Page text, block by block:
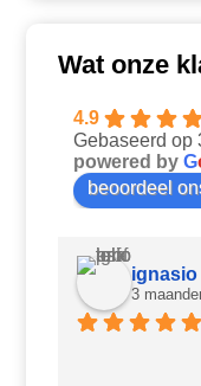
Wat onze
4.9
Gebaseerd op
powered byG
beoordeel
ignasio
3